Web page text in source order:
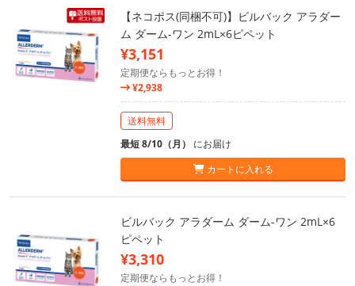
【ネコポス(同梱不可)】ビルバック アラダー
ム ダーム-ワン 2mL×6ピペット
¥3,151
定期便ならもっとお得！
¥2,938
送料無料
最短 8/10（月） にお届け
カートに入れる
ビルバック アラダーム ダーム-ワン 2mL×6
ピペット
¥3,310
定期便ならもっとお得！